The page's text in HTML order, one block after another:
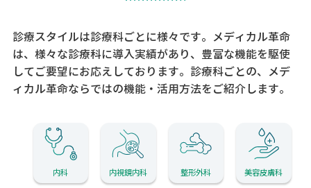
診療スタイルは診療科ごとに様々です。メディカル革命
は、様々な診療科に導入実績があり、 豊富な機能を駆使
してご要望にお応えしております。 診療科ごとの、メデ
ィカル革命ならではの機能・活用方法をご紹介します。
内科 内視鏡内科 整形外科 美容皮膚科